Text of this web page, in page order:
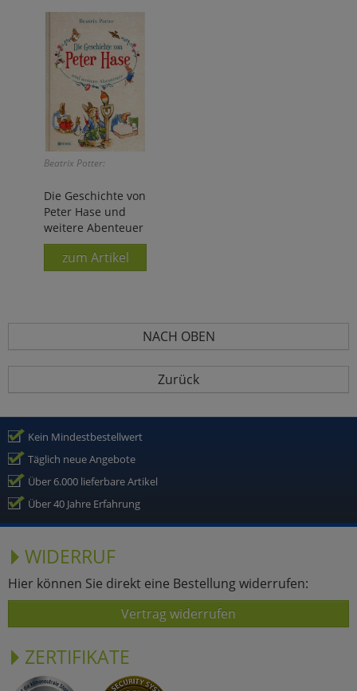
Beatrix Potter:
Die Geschichte von
Peter Hase und
weitere Abenteuer
zum Artikel
NACH OBEN
Zurück
Kein Mindestbestellwert
Täglich neue Angebote
Über 6.000 lieferbare Artikel
Über 40 Jahre Erfahrung
WIDERRUF
Hier können Sie direkt eine Bestellung widerrufen:
Vertrag widerrufen
ZERTIFIKATE